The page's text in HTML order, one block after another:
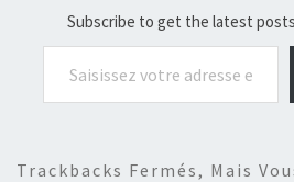
Subscribe to get the latest
Saisissez votre adresse e-mail…
Trackbacks Fermés, Mais